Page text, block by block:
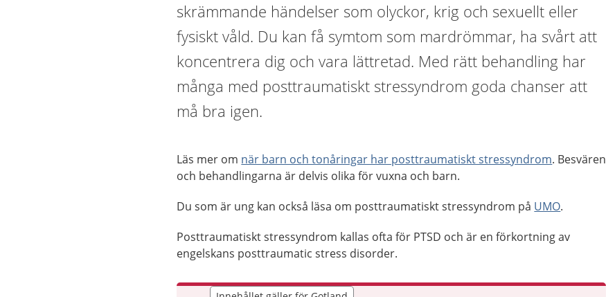
skrämmande händelser som olyckor, krig och sexuellt eller
fysiskt våld. Du kan få symtom som mardrömmar, ha svårt att
koncentrera dig och vara lättretad. Med rätt behandling har
många med posttraumatiskt stressyndrom goda chanser att
må bra igen.
Läs mer om när barn och tonåringar har posttraumatiskt stressyndrom. Besvären
och behandlingarna är delvis olika för vuxna och barn.
Du som är ung kan också läsa om posttraumatiskt stressyndrom på UMO.
Posttraumatiskt stressyndrom kallas ofta för PTSD och är en förkortning av
engelskans posttraumatic stress disorder.